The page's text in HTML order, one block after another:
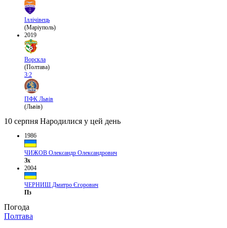
Іллічівець
(Маріуполь)
2019
Ворскла
(Полтава)
3:2
ПФК Львів
(Львів)
10 серпня Народилися у цей день
1986
ЧИЖОВ Олександр Олександрович
Зх
2004
ЧЕРНИШ Дмитро Єгорович
Пз
Погода
Полтава